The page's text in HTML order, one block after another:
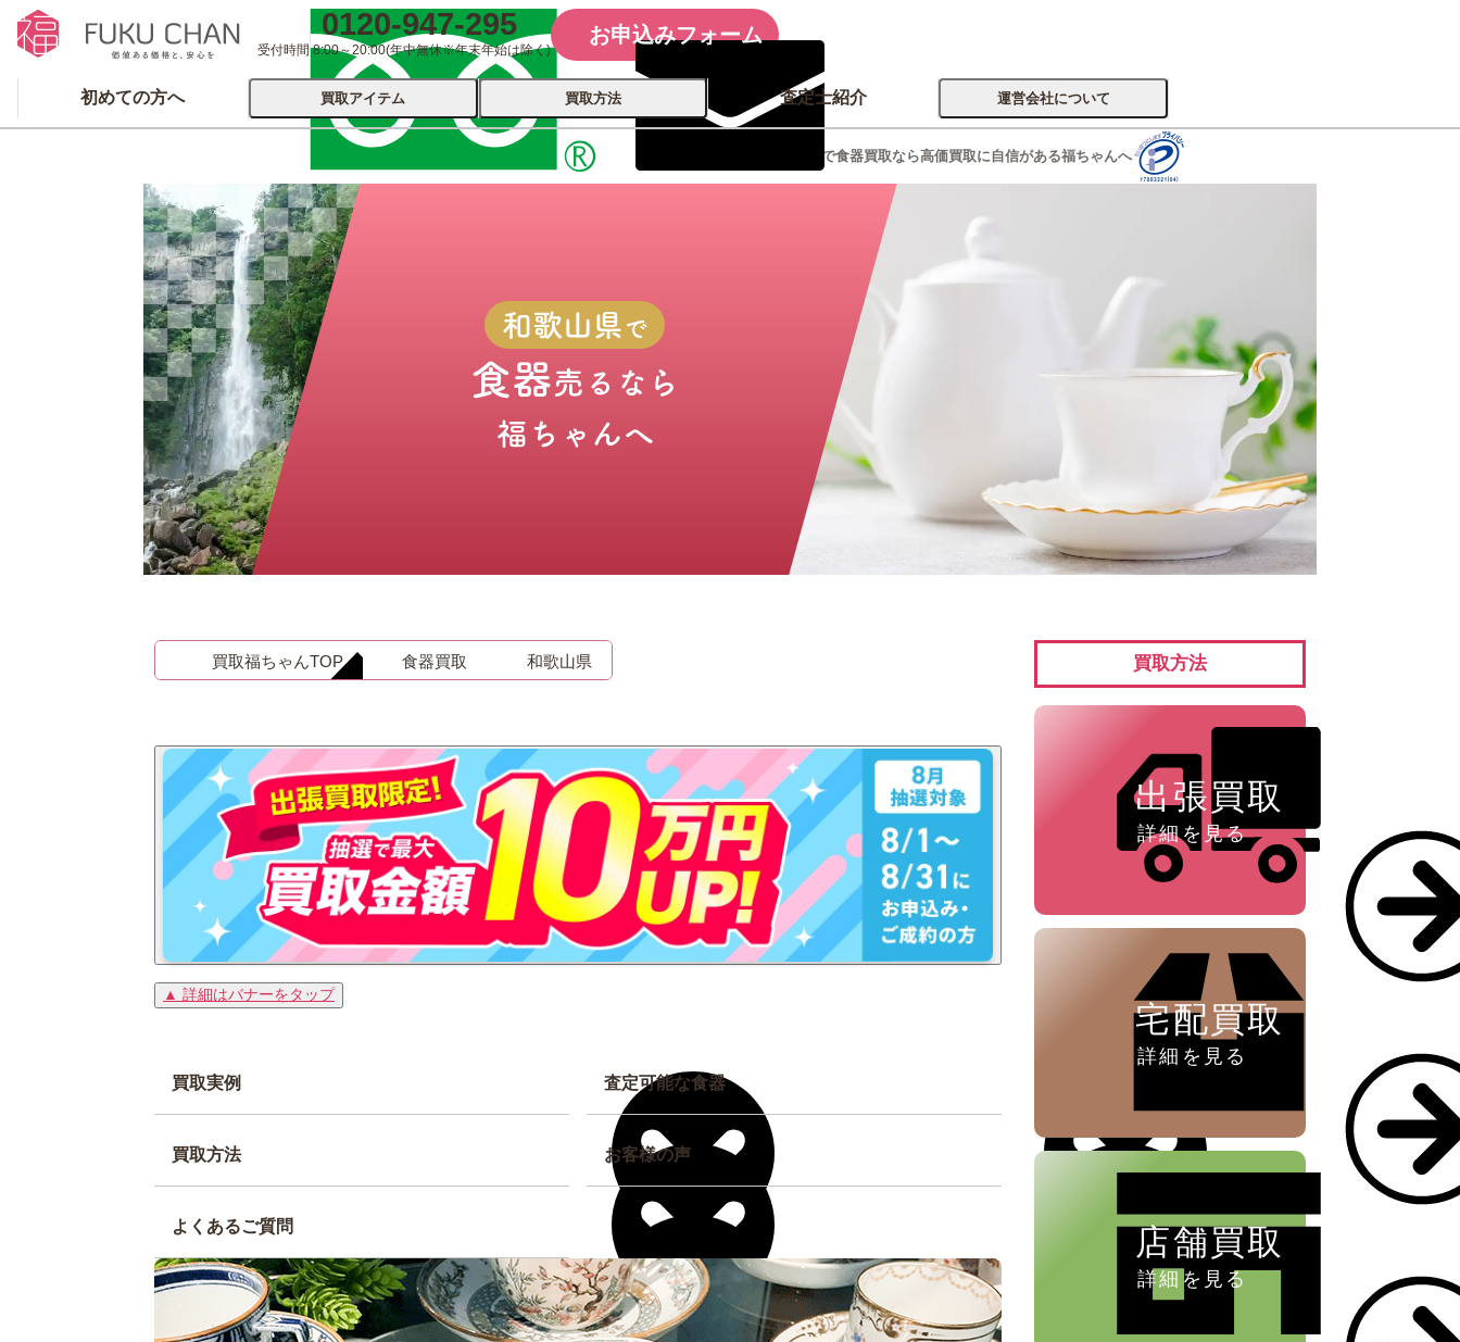
和歌山県で食器買取なら高価買取に自信がある福ちゃんへ
0120-947-295
受付時間 8:00～20:00(年中無休※年末年始は除く)
お申込みフォーム
初めての方へ 買取アイテム
食器 洋服
記念硬貨
おもちゃ
骨董品 お酒 時計 毛皮 宝石 金券
ペン ⁄
買取方法
店舗買取
査定士紹介 運営会社について
運営会社について 会社概要 コーポレートサイトへ
和歌山県 で
食器売るなら
福ちゃんへ
買取福ちゃんTOP 食器買取 和歌山県
▲ 詳細はバナーをタップ
買取実例 査定可能な食器
買取方法 お客様の声
よくあるご質問
買取方法
出張買取
詳細を見る
宅配買取
詳細を見る
店舗買取
詳細を見る